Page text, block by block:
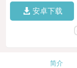
安卓下载
简介